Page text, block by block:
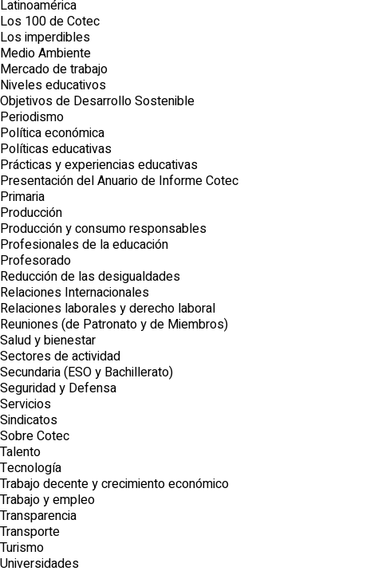
Latinoamérica
Los 100 de Cotec
Los imperdibles
Medio Ambiente
Mercado de trabajo
Niveles educativos
Objetivos de Desarrollo Sostenible
Periodismo
Política económica
Políticas educativas
Prácticas y experiencias educativas
Presentación del Anuario de Informe Cotec
Primaria
Producción
Producción y consumo responsables
Profesionales de la educación
Profesorado
Reducción de las desigualdades
Relaciones Internacionales
Relaciones laborales y derecho laboral
Reuniones (de Patronato y de Miembros)
Salud y bienestar
Sectores de actividad
Secundaria (ESO y Bachillerato)
Seguridad y Defensa
Servicios
Sindicatos
Sobre Cotec
Talento
Tecnología
Trabajo decente y crecimiento económico
Trabajo y empleo
Transparencia
Transporte
Turismo
Universidades